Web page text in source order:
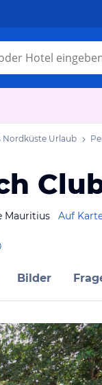
Nordküste Urlaub
Mauritius Auf
Bilder